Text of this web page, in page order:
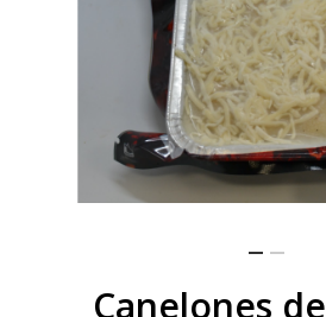
Canelones de